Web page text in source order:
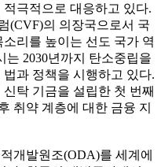
극적으로 대응하고 있다.
(CVF)의 의장국으로서 국
리를 높이는 선도 국가 역
는 2030년까지 탄소중립을
과 정책을 시행하고 있다.
탁 기금을 설립한 첫 번째
취약 계층에 대한 금융 지
개발원조(ODA)를 세계에